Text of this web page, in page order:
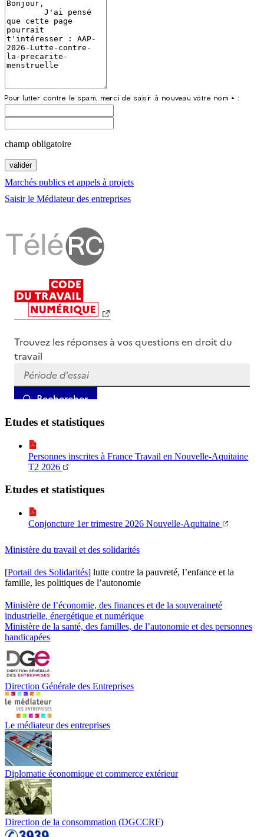
champ obligatoire
Marchés publics et appels à projets
Saisir le Médiateur des entreprises
Etudes et statistiques
Personnes inscrites à France Travail en Nouvelle-Aquitaine
T2 2026
Etudes et statistiques
Conjoncture 1er trimestre 2026 Nouvelle-Aquitaine
Ministère du travail et des solidarités
[Portail des Solidarités] lutte contre la pauvreté, l’enfance et la
famille, les politiques de l’autonomie
Ministère de l’économie, des finances et de la souveraineté
industrielle, énergétique et numérique
Ministère de la santé, des familles, de l’autonomie et des personnes
handicapées
Direction Générale des Entreprises
Le médiateur des entreprises
Diplomatie économique et commerce extérieur
Direction de la consommation (DGCCRF)